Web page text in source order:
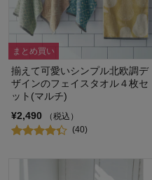
まとめ買い
揃えて可愛いシンプル北欧調デ
ザインのフェイスタオル４枚セ
ット(マルチ)
¥2,490
（税込）
(40)